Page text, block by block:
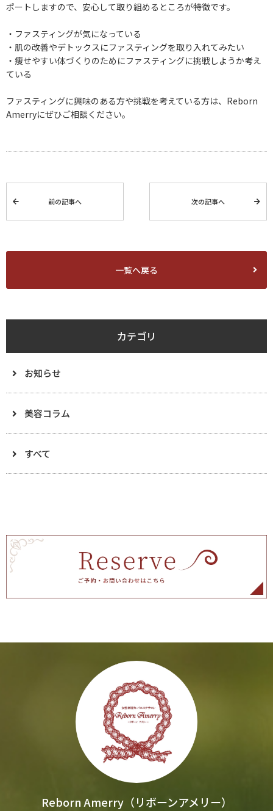
ポートしますので、安心して取り組めるところが特徴です。
・ファスティングが気になっている
・肌の改善やデトックスにファスティングを取り入れてみたい
・痩せやすい体づくりのためにファスティングに挑戦しようか考え
ている
ファスティングに興味のある方や挑戦を考えている方は、Reborn
Amerryにぜひご相談ください。
前の記事へ 次の記事へ
一覧へ戻る
カテゴリ
お知らせ
美容コラム
すべて
Reborn Amerry（リボーンアメリー）